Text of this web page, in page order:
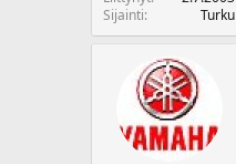
Sijainti
Turku